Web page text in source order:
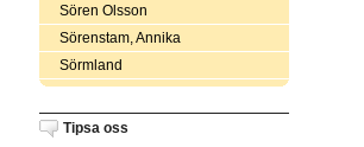
Sören Olsson
Sörenstam, Annika
Sörmland
Tipsa oss